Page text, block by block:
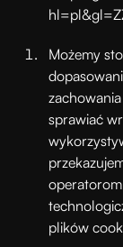
Możemy
sprawiać
plików